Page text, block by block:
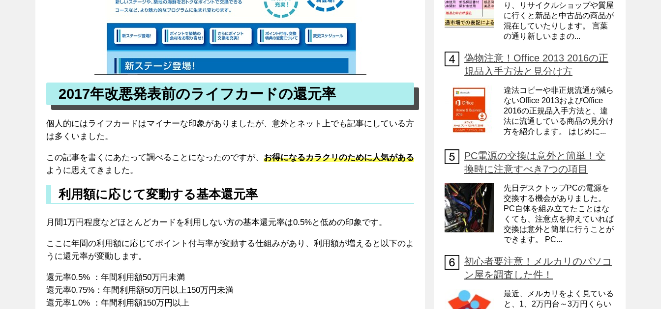
2017年改悪発表前のライフカードの還元率
個人的にはライフカードはマイナーな印象がありましたが、意外とネット上でも記事にしている方
は多くいました。
この記事を書くにあたって調べることになったのですが、 お得になるカラクリのために人気がある
ように思えてきました。
利用額に応じて変動する基本還元率
月間1万円程度などほとんどカードを利用しない方の基本還元率は0.5%と低めの印象です。
ここに年間の利用額に応じてポイント付与率が変動する仕組みがあり、利用額が増えると以下のよ
うに還元率が変動します。
還元率0.5% ：年間利用額50万円未満
還元率0.75%：年間利用額50万円以上150万円未満
還元率1.0% ：年間利用額150万円以上
り、リサイクルショップや質屋
に行くと新品と中古品の商品が
混在していたりします。 言葉
の通り新しいままの...
偽物注意！Office 2013 2016の正
規品入手方法と見分け方
違法コピーや非正規流通が減ら
ないOffice 2013およびOffice
2016の正規品入手方法と、違
法に流通している商品の見分け
方を紹介します。 はじめに...
PC電源の交換は意外と簡単！交
換時に注意すべき7つの項目
先日デスクトップPCの電源を
交換する機会がありました。
PC自体を組み立てたことはな
くても、注意点を抑えていれば
交換は意外と簡単に行うことが
できます。 PC...
初心者要注意！メルカリのパソコ
ン屋を調査した件！
最近、メルカリをよく見ている
と、1、2万円台～3万円くらい